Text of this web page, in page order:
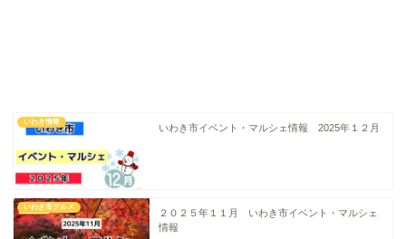
いわき情報
いわき市イベント・マルシェ情報 2025年１２月
いわき市グルメ
２０２５年１１月 いわき市イベント・マルシェ
情報